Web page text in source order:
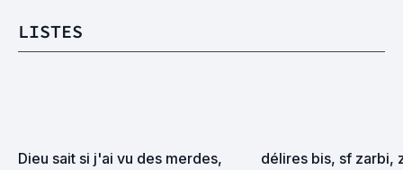
LISTES
Dieu sait si j'ai vu des merdes,
délires bis, sf zarbi,